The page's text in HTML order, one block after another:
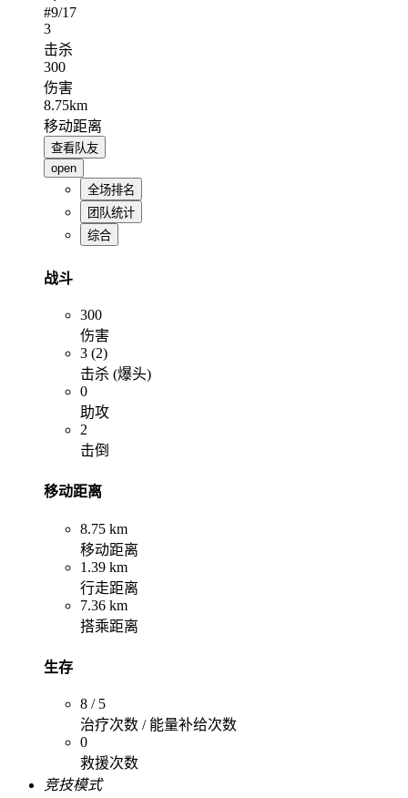
#9/17
3
击杀
300
伤害
8.75km
移动距离
查看队友
open
全场排名
团队统计
综合
战斗
300
伤害
3 (2)
击杀 (爆头)
0
助攻
2
击倒
移动距离
8.75 km
移动距离
1.39 km
行走距离
7.36 km
搭乘距离
生存
8 / 5
治疗次数 / 能量补给次数
0
救援次数
竞技模式